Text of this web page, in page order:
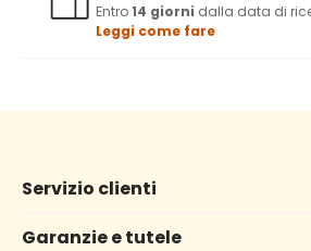
Entro14 giorni dalla data di
Leggi come fare
Servizio clienti
Garanzie e tutele